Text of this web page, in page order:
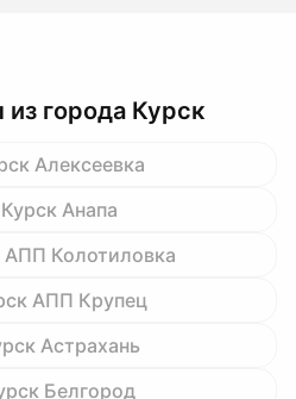
города Курск
Алексеевка
Анапа
АПП Колотиловка
АПП Крупец
Астрахань
Белгород